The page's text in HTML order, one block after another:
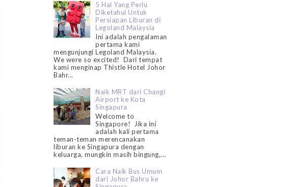
5 Hal Yang Perlu
Diketahui Untuk
Persiapan Liburan di
Legoland Malaysia
Ini adalah pengalaman
pertama kami
mengunjungi Legoland Malaysia.
We were so excited! Dari tempat
kami menginap Thistle Hotel Johor
Bahr...
Naik MRT dari Changi
Airport ke Kota
Singapura
Welcome to
Singapore! Jika ini
adalah kali pertama
teman-teman merencanakan
liburan ke Singapura dengan
keluarga, mungkin masih bingung,...
Cara Naik Bus Umum
dari Johor Bahru ke